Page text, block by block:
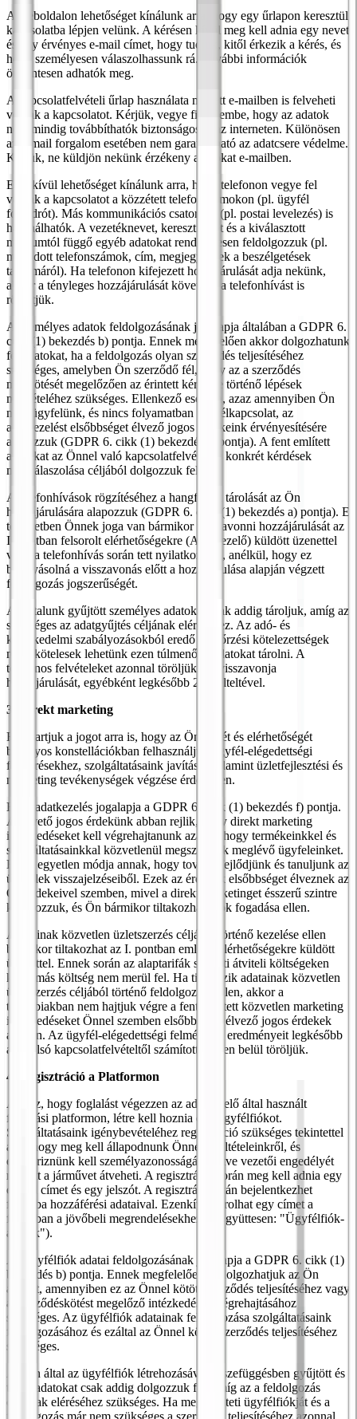
A weboldalon lehetőséget kínálunk arra, hogy egy űrlapon keresztül
kapcsolatba lépjen velünk. A kérésen kívül meg kell adnia egy nevet
és egy érvényes e-mail címet, hogy tudjuk, kitől érkezik a kérés, és
hogy személyesen válaszolhassunk rá. További információk
önkéntesen adhatók meg.
A kapcsolatfelvételi űrlap használata mellett e-mailben is felveheti
velünk a kapcsolatot. Kérjük, vegye figyelembe, hogy az adatok
nem mindig továbbíthatók biztonságosan az interneten. Különösen
az e-mail forgalom esetében nem garantálható az adatcsere védelme.
Kérjük, ne küldjön nekünk érzékeny adatokat e-mailben.
Ezenkívül lehetőséget kínálunk arra, hogy telefonon vegye fel
velünk a kapcsolatot a közzétett telefonszámokon (pl. ügyfél
forródrót). Más kommunikációs csatornák (pl. postai levelezés) is
használhatók. A vezetéknevet, keresztnevet és a kiválasztott
médiumtól függő egyéb adatokat rendszeresen feldolgozzuk (pl.
megadott telefonszámok, cím, megjegyzések a beszélgetések
tartalmáról). Ha telefonon kifejezett hozzájárulását adja nekünk,
akkor a tényleges hozzájárulását követően a telefonhívást is
rögzítjük.
A személyes adatok feldolgozásának jogalapja általában a GDPR 6.
cikk (1) bekezdés b) pontja. Ennek megfelelően akkor dolgozhatunk
fel adatokat, ha a feldolgozás olyan szerződés teljesítéséhez
szükséges, amelyben Ön szerződő fél, vagy az a szerződés
megkötését megelőzően az érintett kérésére történő lépések
megtételéhez szükséges. Ellenkező esetben, azaz amennyiben Ön
nem ügyfelünk, és nincs folyamatban ügyfélkapcsolat, az
adatkezelést elsőbbséget élvező jogos érdekeink érvényesítésére
alapozzuk (GDPR 6. cikk (1) bekezdés f) pontja). A fent említett
adatokat az Önnel való kapcsolatfelvétel és konkrét kérdések
megválaszolása céljából dolgozzuk fel.
A telefonhívások rögzítéséhez a hangfájlok tárolását az Ön
hozzájárulására alapozzuk (GDPR 6. cikk (1) bekezdés a) pontja). E
tekintetben Önnek joga van bármikor visszavonni hozzájárulását az
I. pontban felsorolt elérhetőségekre (Adatkezelő) küldött üzenettel
vagy a telefonhívás során tett nyilatkozattal, anélkül, hogy ez
befolyásolná a visszavonás előtt a hozzájárulása alapján végzett
feldolgozás jogszerűségét.
Az általunk gyűjtött személyes adatokat csak addig tároljuk, amíg az
szükséges az adatgyűjtés céljának eléréséhez. Az adó- és
kereskedelmi szabályozásokból eredő megőrzési kötelezettségek
miatt kötelesek lehetünk ezen túlmenően adatokat tárolni. A
telefonos felvételeket azonnal töröljük, ha visszavonja
hozzájárulását, egyébként legkésőbb 2 év elteltével.
3. Direkt marketing
Fenntartjuk a jogot arra is, hogy az Ön nevét és elérhetőségét
bizonyos konstellációkban felhasználjuk ügyfél-elégedettségi
felmérésekhez, szolgáltatásaink javítása, valamint üzletfejlesztési és
marketing tevékenységek végzése érdekében.
Ezen adatkezelés jogalapja a GDPR 6. cikk (1) bekezdés f) pontja.
Alapvető jogos érdekünk abban rejlik, hogy direkt marketing
intézkedéseket kell végrehajtanunk azáltal, hogy termékeinkkel és
szolgáltatásainkkal közvetlenül megszólítjuk meglévő ügyfeleinket.
Ez az egyetlen módja annak, hogy tovább fejlődjünk és tanuljunk az
ügyfelek visszajelzéseiből. Ezek az érdekek elsőbbséget élveznek az
Ön érdekeivel szemben, mivel a direkt marketinget ésszerű szintre
korlátozzuk, és Ön bármikor tiltakozhat azok fogadása ellen.
Adatainak közvetlen üzletszerzés céljából történő kezelése ellen
bármikor tiltakozhat az I. pontban említett elérhetőségekre küldött
üzenettel. Ennek során az alaptarifák szerinti átviteli költségeken
kívül más költség nem merül fel. Ha tiltakozik adatainak közvetlen
üzletszerzés céljából történő feldolgozása ellen, akkor a
továbbiakban nem hajtjuk végre a fent említett közvetlen marketing
intézkedéseket Önnel szemben elsőbbséget élvező jogos érdekek
alapján. Az ügyfél-elégedettségi felmérések eredményeit legkésőbb
az utolsó kapcsolatfelvételtől számított 3 éven belül töröljük.
4. Regisztráció a Platformon
Ahhoz, hogy foglalást végezzen az adatkezelő által használt
foglalási platformon, létre kell hoznia egy ügyfélfiókot.
Szolgáltatásaink igénybevételéhez regisztráció szükséges tekintettel
arra, hogy meg kell állapodnunk Önnel a feltételeinkről, és
ellenőriznünk kell személyazonosságát, illetve vezetői engedélyét
mielőtt a járművet átveheti. A regisztráció során meg kell adnia egy
e-mail címet és egy jelszót. A regisztráció után bejelentkezhet
fiókjába hozzáférési adataival. Ezenkívül tárolhat egy címet a
fiókjában a jövőbeli megrendelésekhez is (együttesen: "Ügyfélfiók-
adatok").
Az ügyfélfiók adatai feldolgozásának jogalapja a GDPR 6. cikk (1)
bekezdés b) pontja. Ennek megfelelően feldolgozhatjuk az Ön
adatait, amennyiben ez az Önnel kötött szerződés teljesítéséhez vagy
a szerződéskötést megelőző intézkedések végrehajtásához
szükséges. Az ügyfélfiók adatainak feldolgozása szolgáltatásaink
feldolgozásához és ezáltal az Önnel kötött szerződés teljesítéséhez
szükséges.
Az Ön által az ügyfélfiók létrehozásával összefüggésben gyűjtött és
tárolt adatokat csak addig dolgozzuk fel, amíg az a feldolgozás
céljának eléréséhez szükséges. Ha megszünteti ügyfélfiókját és a
feldolgozás már nem szükséges a szerződés teljesítéséhez azonnal